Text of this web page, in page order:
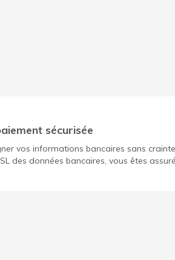
sécurisée
vos informations bancaires sans crainte.
des données bancaires, vous êtes